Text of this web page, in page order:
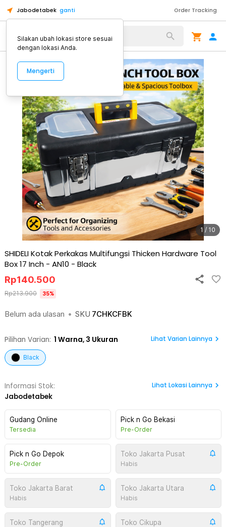
Jabodetabek ganti Order Tracking
Alat Kopi
1 / 10
SHIDELI Kotak Perkakas Multifungsi Thicken Hardware Tool
Box 17 Inch - AN10 - Black
Belum ada ulasan • SKU 7CHKCFBK
Rp140.500
Rp213.900 35%
Pilihan Varian: 1 Warna, 3 Ukuran Lihat Varian Lainnya
Black
Informasi Stok:
Jabodetabek
Lihat Lokasi Lainnya
Gudang Online
Tersedia
Pick n Go Bekasi
Pre-Order
Pick n Go Depok
Pre-Order
Toko Jakarta Pusat
Habis
Toko Jakarta Barat
Habis
Toko Jakarta Utara
Habis
Toko Tangerang Toko Cikupa
Silakan ubah lokasi store sesuai
dengan lokasi Anda.
Mengerti